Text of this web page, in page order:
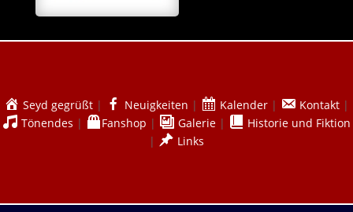
Seyd gegrüßt | Neuigkeiten | Kalender | Kontakt |
Tönendes | Fanshop | Galerie |
Historie und Fiktion
|
Links